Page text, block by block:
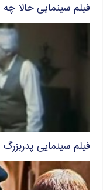
فیلم سینمایی حالا
فیلم سینمایی پدربزرگ